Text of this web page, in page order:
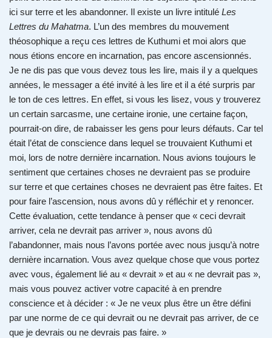
ici sur terre et les abandonner. Il existe un livre intitulé Les
Lettres du Mahatma. L’un des membres du mouvement
théosophique a reçu ces lettres de Kuthumi et moi alors que
nous étions encore en incarnation, pas encore ascensionnés.
Je ne dis pas que vous devez tous les lire, mais il y a quelques
années, le messager a été invité à les lire et il a été surpris par
le ton de ces lettres. En effet, si vous les lisez, vous y trouverez
un certain sarcasme, une certaine ironie, une certaine façon,
pourrait-on dire, de rabaisser les gens pour leurs défauts. Car tel
était l’état de conscience dans lequel se trouvaient Kuthumi et
moi, lors de notre dernière incarnation. Nous avions toujours le
sentiment que certaines choses ne devraient pas se produire
sur terre et que certaines choses ne devraient pas être faites. Et
pour faire l’ascension, nous avons dû y réfléchir et y renoncer.
Cette évaluation, cette tendance à penser que « ceci devrait
arriver, cela ne devrait pas arriver », nous avons dû
l’abandonner, mais nous l’avons portée avec nous jusqu’à notre
dernière incarnation. Vous avez quelque chose que vous portez
avec vous, également lié au « devrait » et au « ne devrait pas »,
mais vous pouvez activer votre capacité à en prendre
conscience et à décider : « Je ne veux plus être un être défini
par une norme de ce qui devrait ou ne devrait pas arriver, de ce
que je devrais ou ne devrais pas faire. »